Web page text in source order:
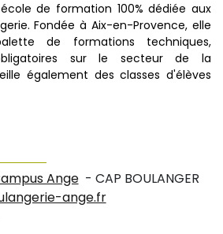
de formation 100% dédiée aux
Fondée à Aix-en-Provence, elle
de formations techniques,
sur le secteur de la
également des classes d'élèves
Ange- CAP BOULANGER
ange.fr